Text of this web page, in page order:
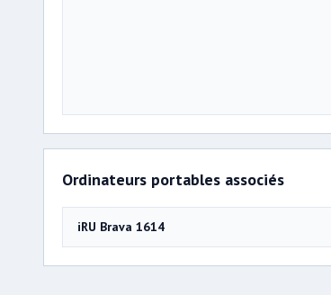
Ordinateurs portables associés
iRU Brava 1614